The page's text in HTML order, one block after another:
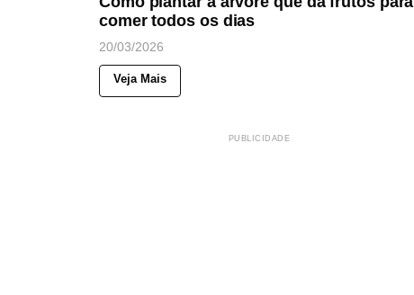
comer todos os dias
20/03/2026
Veja Mais
PUBLICIDADE